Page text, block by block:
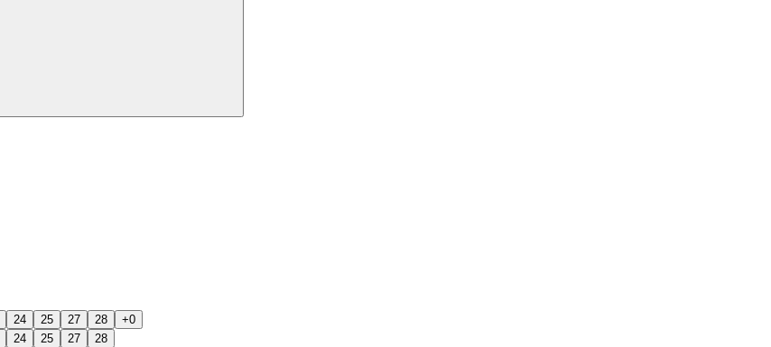
24 25 27 28
+0
24 25 27 28